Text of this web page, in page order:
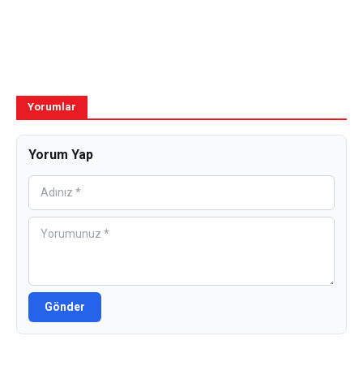
Yorumlar
Yorum Yap
Gönder